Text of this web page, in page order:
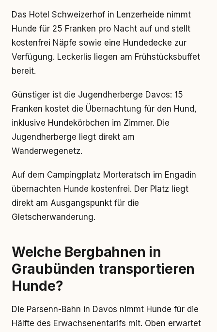
Das Hotel Schweizerhof in Lenzerheide nimmt
Hunde für 25 Franken pro Nacht auf und stellt
kostenfrei Näpfe sowie eine Hundedecke zur
Verfügung. Leckerlis liegen am Frühstücksbuffet
bereit.
Günstiger ist die Jugendherberge Davos: 15
Franken kostet die Übernachtung für den Hund,
inklusive Hundekörbchen im Zimmer. Die
Jugendherberge liegt direkt am
Wanderwegenetz.
Auf dem Campingplatz Morteratsch im Engadin
übernachten Hunde kostenfrei. Der Platz liegt
direkt am Ausgangspunkt für die
Gletscherwanderung.
Welche Bergbahnen in
Graubünden transportieren
Hunde?
Die Parsenn-Bahn in Davos nimmt Hunde für die
Hälfte des Erwachsenentarifs mit. Oben erwartet